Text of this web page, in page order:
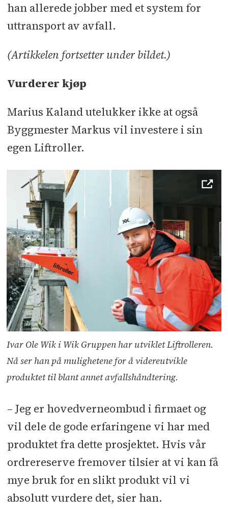
han allerede jobber med et system for
uttransport av avfall.
(Artikkelen fortsetter under bildet.)
Vurderer kjøp
Marius Kaland utelukker ikke at også
Byggmester Markus vil investere i sin
egen Liftroller.
Ivar Ole Wik i Wik Gruppen har utviklet Liftrolleren.
Nå ser han på mulighetene for å videreutvikle
produktet til blant annet avfallshåndtering.
– Jeg er hovedverneombud i firmaet og
vil dele de gode erfaringene vi har med
produktet fra dette prosjektet. Hvis vår
ordrereserve fremover tilsier at vi kan få
mye bruk for en slikt produkt vil vi
absolutt vurdere det, sier han.